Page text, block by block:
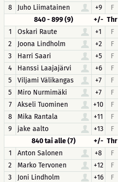
8
Juho Liimatainen +9 F
840 - 899 (9)
+/- Thr
1
Oskari Raute +1 F
2
Joona Lindholm +2 F
3
Harri Saari +5 F
4
Hanssi Laajajärvi +6 F
5
Viljami Välikangas +7 F
5
Miro Nurmimäki +7 F
7
Akseli Tuominen +10 F
8
Mika Rantala +11 F
9
jake aalto +13 F
840 tai alle (7)
+/- Thr
1
Anton Salonen +8 F
2
Marko Tervonen +12 F
3
Joni Lindholm +16 F